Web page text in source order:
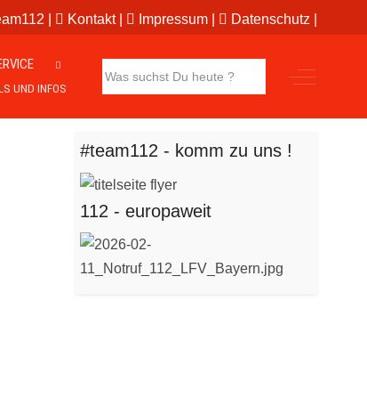
Kontakt| Impressum Datenschutz
UND INFOS
Off-
#team112 - komm zu uns !
112 - europaweit